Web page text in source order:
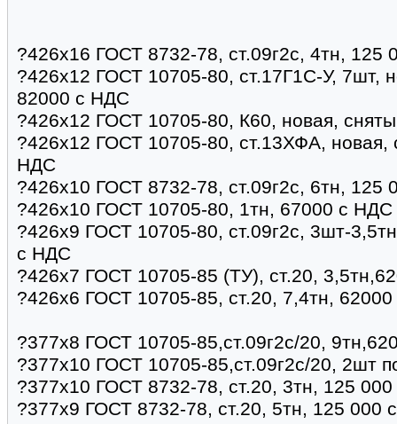
?426х16 ГОСТ 8732-78, ст.09г2с, 4тн, 125
?426х12 ГОСТ 10705-80, ст.17Г1С-У, 7шт,
82000 с НДС
?426х12 ГОСТ 10705-80, К60, новая,
?426х12 ГОСТ 10705-80, ст.13ХФА, новая,
НДС
?426х10 ГОСТ 8732-78, ст.09г2с, 6тн, 125
?426х10 ГОСТ 10705-80, 1тн, 67000 с НДС
?426х9 ГОСТ 10705-80, ст.09г2с, 3шт-
с НДС
?426х7 ГОСТ 10705-85 (ТУ), ст.20,
?426х6 ГОСТ 10705-85, ст.20, 7,4тн,
?377х8 ГОСТ 10705-85,ст.09г2с/20,
?377х10 ГОСТ 10705-85,ст.09г2с/20, 2шт
?377х10 ГОСТ 8732-78, ст.20, 3тн, 125
?377х9 ГОСТ 8732-78, ст.20, 5тн, 125 000